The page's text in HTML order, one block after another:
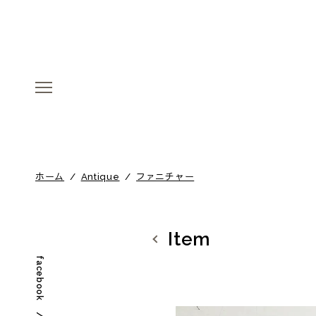
menu
menu
ホーム / Antique / ファニチャー
Item
facebook